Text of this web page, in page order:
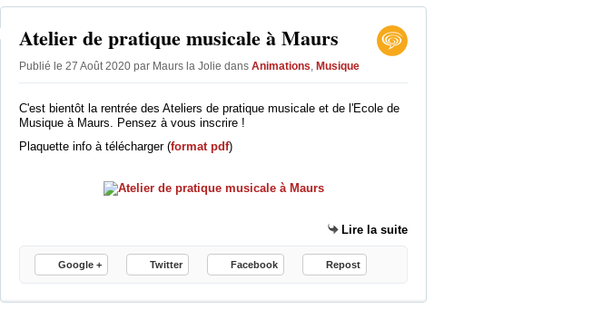
Atelier de pratique musicale à Maurs
Publié le 27 Août 2020 par Maurs la Jolie dans Animations, Musique
C'est bientôt la rentrée des Ateliers de pratique musicale et de l'Ecole de
Musique à Maurs. Pensez à vous inscrire !
Plaquette info à télécharger (format pdf)
Lire la suite
Google + Twitter Facebook Repost